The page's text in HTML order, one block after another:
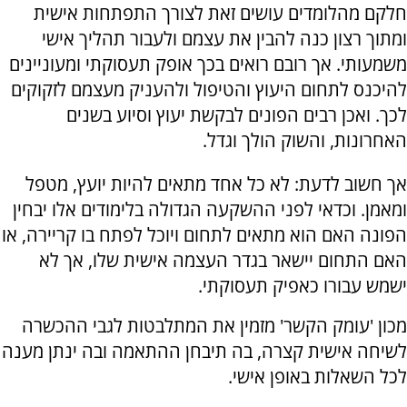
חלקם מהלומדים עושים זאת לצורך התפתחות אישית
ומתוך רצון כנה להבין את עצמם ולעבור תהליך אישי
משמעותי. אך רובם רואים בכך אופק תעסוקתי ומעוניינים
להיכנס לתחום היעוץ והטיפול ולהעניק מעצמם לזקוקים
לכך. ואכן רבים הפונים לבקשת יעוץ וסיוע בשנים
האחרונות, והשוק הולך וגדל.
אך חשוב לדעת: לא כל אחד מתאים להיות יועץ, מטפל
ומאמן. וכדאי לפני ההשקעה הגדולה בלימודים אלו יבחין
הפונה האם הוא מתאים לתחום ויוכל לפתח בו קריירה, או
האם התחום יישאר בגדר העצמה אישית שלו, אך לא
ישמש עבורו כאפיק תעסוקתי.
מכון 'עומק הקשר' מזמין את המתלבטות לגבי ההכשרה
לשיחה אישית קצרה, בה תיבחן ההתאמה ובה ינתן מענה
לכל השאלות באופן אישי.